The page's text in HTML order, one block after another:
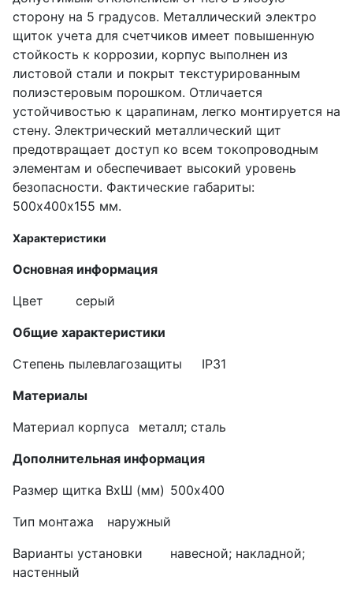
сторону на 5 градусов. Металлический электро
щиток учета для счетчиков имеет повышенную
стойкость к коррозии, корпус выполнен из
листовой стали и покрыт текстурированным
полиэстеровым порошком. Отличается
устойчивостью к царапинам, легко монтируется на
стену. Электрический металлический щит
предотвращает доступ ко всем токопроводным
элементам и обеспечивает высокий уровень
безопасности. Фактические габариты:
500х400х155 мм.
Характеристики
Основная информация
Цвет
серый
Общие характеристики
Степень пылевлагозащиты
IP31
Материалы
Материал корпуса
металл; сталь
Дополнительная информация
Размер щитка ВхШ (мм) 500х400
Тип монтажа
наружный
Варианты установки
навесной; накладной;
настенный